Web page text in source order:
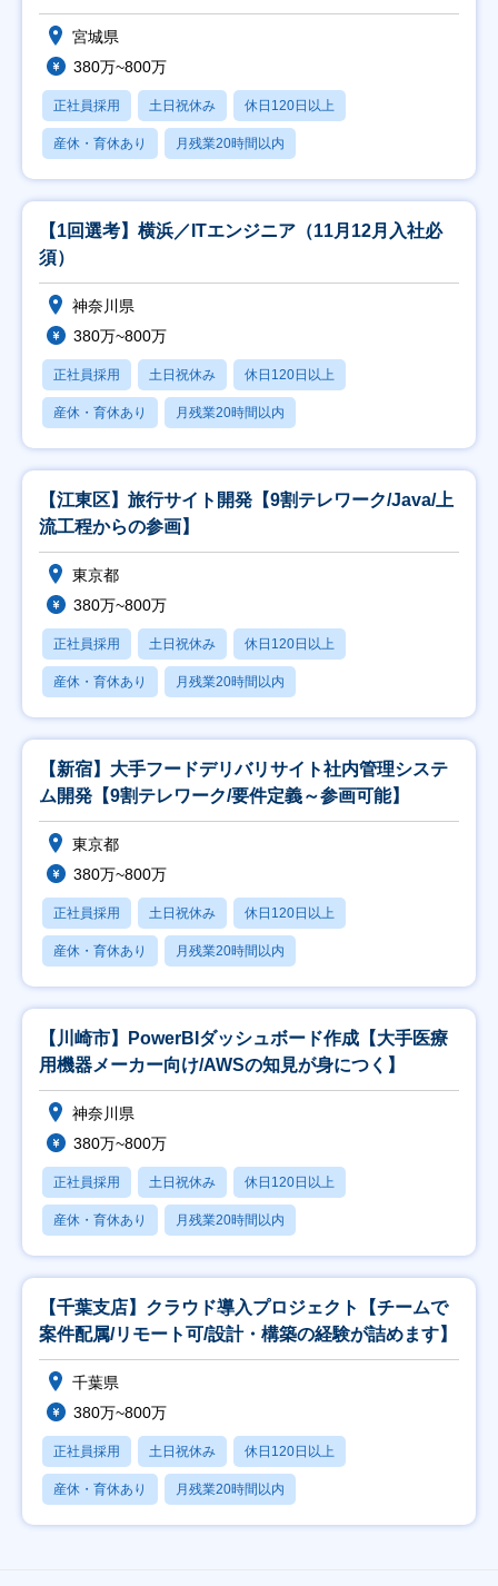
宮城県
380万~800万
正社員採用 土日祝休み 休日120日以上
産休・育休あり 月残業20時間以内
【1回選考】横浜／ITエンジニア（11月12月入社必
須）
神奈川県
380万~800万
正社員採用 土日祝休み 休日120日以上
産休・育休あり 月残業20時間以内
【江東区】旅行サイト開発【9割テレワーク/Java/上
流工程からの参画】
東京都
380万~800万
正社員採用 土日祝休み 休日120日以上
産休・育休あり 月残業20時間以内
【新宿】大手フードデリバリサイト社内管理システ
ム開発【9割テレワーク/要件定義～参画可能】
東京都
380万~800万
正社員採用 土日祝休み 休日120日以上
産休・育休あり 月残業20時間以内
【川崎市】PowerBIダッシュボード作成【大手医療
用機器メーカー向け/AWSの知見が身につく】
神奈川県
380万~800万
正社員採用 土日祝休み 休日120日以上
産休・育休あり 月残業20時間以内
【千葉支店】クラウド導入プロジェクト【チームで
案件配属/リモート可/設計・構築の経験が詰めます】
千葉県
380万~800万
正社員採用 土日祝休み 休日120日以上
産休・育休あり 月残業20時間以内